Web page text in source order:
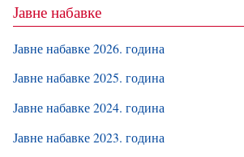
Јавне набавке
Јавне набавке 2026. година
Јавне набавке 2025. година
Јавне набавке 2024. година
Јавне набавке 2023. година